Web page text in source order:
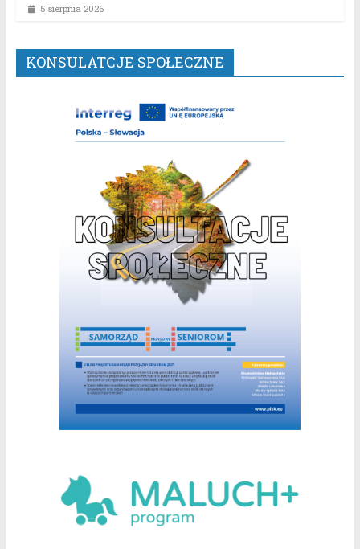
5 sierpnia 2026
KONSULATCJE SPOŁECZNE